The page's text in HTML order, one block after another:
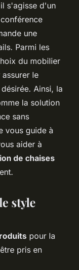
s'agisse d'un
une
Parmi les
du mobilier
le
Ainsi, la
la solution
sans
vous guide à
aider à
de chaises
style
pour la
pris en